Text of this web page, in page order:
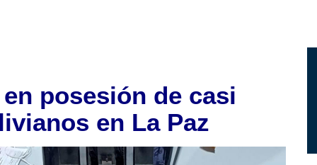
posesión de casi
en La Paz